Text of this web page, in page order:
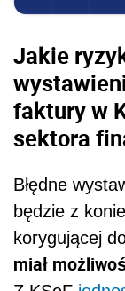
Jakie
faktury w
sektora
Błędne
będzie z
korygującej
miał